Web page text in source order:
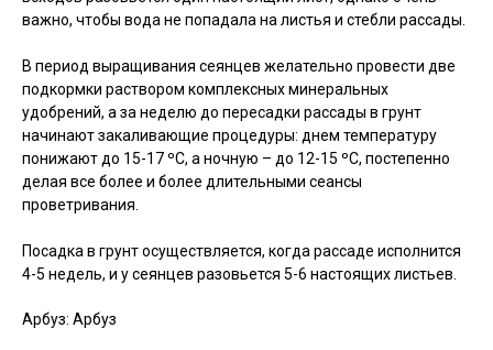
важно, чтобы вода не попадала на листья и стебли рассады.
В период выращивания сеянцев желательно провести две
подкормки раствором комплексных минеральных
удобрений, а за неделю до пересадки рассады в грунт
начинают закаливающие процедуры: днем температуру
понижают до 15-17 ºC, а ночную – до 12-15 ºC, постепенно
делая все более и более длительными сеансы
проветривания.
Посадка в грунт осуществляется, когда рассаде исполнится
4-5 недель, и у сеянцев разовьется 5-6 настоящих листьев.
Арбуз: Арбуз